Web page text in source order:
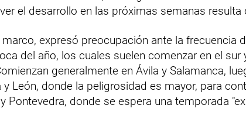
el desarrollo en las próximas semanas
marco, expresó preocupación ante la frecuencia
del año, los cuales suelen comenzar en el sur
generalmente en Ávila y Salamanca,
y León, donde la peligrosidad es mayor, para
Pontevedra, donde se espera una temporada